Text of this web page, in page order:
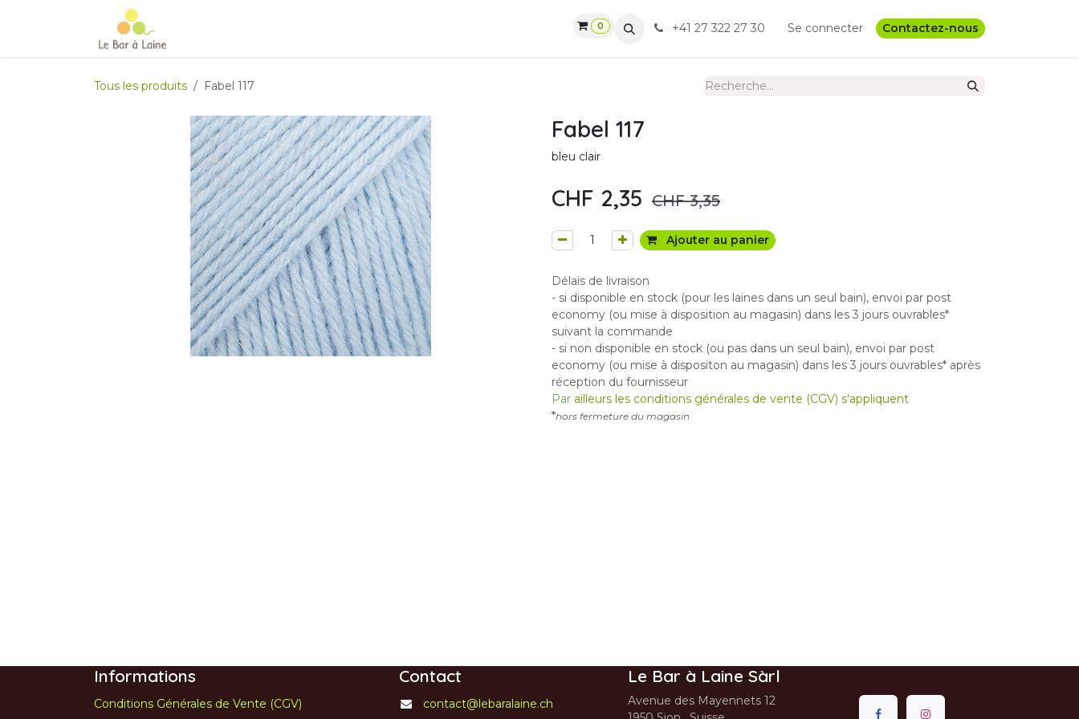
Se rendre au contenu
CGV 0 +41 27 322 27 30 Se connecter Contactez-nous
Tous les produits Fabel 117
Fabel 117
bleu clair
CHF 2,35 CHF3,35
Ajouter au panier
Délais de livraison
- si disponible en stock (pour les laines dans un seul bain), envoi par post
economy (ou mise à disposition au magasin) dans les 3 jours ouvrables*
suivant la commande
- si non disponible en stock (ou pas dans un seul bain), envoi par post
economy (ou mise à dispositon au magasin) dans les 3 jours ouvrables* après
réception du fournisseur
Par ailleurs les conditions générales de vente (CGV) s'appliquent
*hors fermeture du magasin
Informations
Conditions Générales de Vente (CGV)
Contact
contact@lebaralaine.ch
Le Bar à Laine Sàrl
Avenue des Mayennets 12